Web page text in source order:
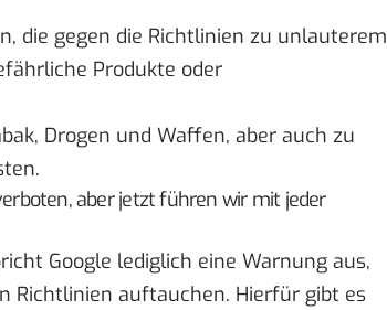
die gegen die Richtlinien zu unlauterem
Produkte oder
Drogen und Waffen, aber auch zu
aber jetzt führen wir mit jeder
Google lediglich eine Warnung aus,
Richtlinien auftauchen. Hierfür gibt es